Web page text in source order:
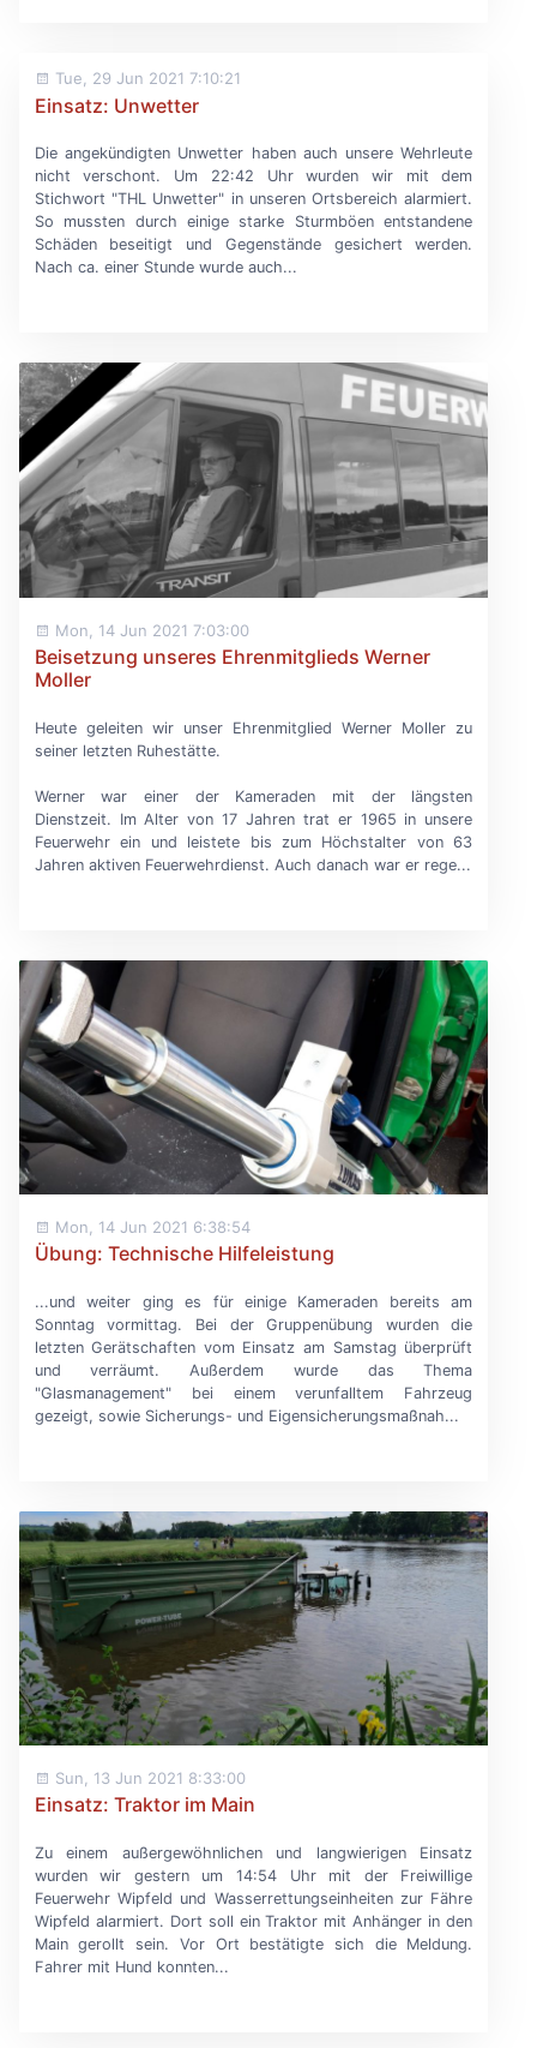
Tue, 29 Jun 2021 7:10:21
Einsatz: Unwetter
Die angekündigten Unwetter haben auch unsere Wehrleute
nicht verschont. Um 22:42 Uhr wurden wir mit dem
Stichwort "THL Unwetter" in unseren Ortsbereich alarmiert.
So mussten durch einige starke Sturmböen entstandene
Schäden beseitigt und Gegenstände gesichert werden.
Nach ca. einer Stunde wurde auch...
Mon, 14 Jun 2021 7:03:00
Beisetzung unseres Ehrenmitglieds Werner
Moller
Heute geleiten wir unser Ehrenmitglied Werner Moller zu
seiner letzten Ruhestätte.
Werner war einer der Kameraden mit der längsten
Dienstzeit. Im Alter von 17 Jahren trat er 1965 in unsere
Feuerwehr ein und leistete bis zum Höchstalter von 63
Jahren aktiven Feuerwehrdienst. Auch danach war er rege...
Mon, 14 Jun 2021 6:38:54
Übung: Technische Hilfeleistung
...und weiter ging es für einige Kameraden bereits am
Sonntag vormittag. Bei der Gruppenübung wurden die
letzten Gerätschaften vom Einsatz am Samstag überprüft
und verräumt. Außerdem wurde das Thema
"Glasmanagement" bei einem verunfalltem Fahrzeug
gezeigt, sowie Sicherungs- und Eigensicherungsmaßnah...
Sun, 13 Jun 2021 8:33:00
Einsatz: Traktor im Main
Zu einem außergewöhnlichen und langwierigen Einsatz
wurden wir gestern um 14:54 Uhr mit der Freiwillige
Feuerwehr Wipfeld und Wasserrettungseinheiten zur Fähre
Wipfeld alarmiert. Dort soll ein Traktor mit Anhänger in den
Main gerollt sein. Vor Ort bestätigte sich die Meldung.
Fahrer mit Hund konnten...